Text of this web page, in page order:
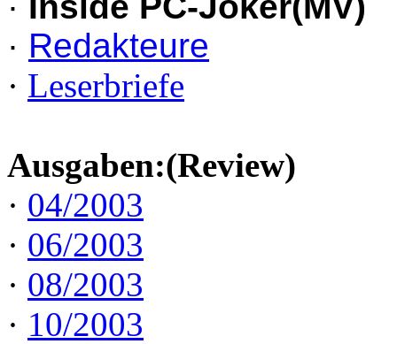
· Redakteure
· Leserbriefe
Ausgaben:(Review)
· 04/2003
· 06/2003
· 08/2003
· 10/2003